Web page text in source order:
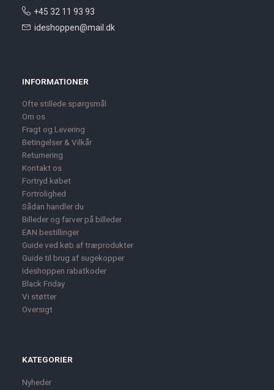
+45 32 11 93 93
ideshoppen@mail.dk
INFORMATIONER
Ofte stillede spørgsmål
Om os
Fragt og Levering
Betingelser & Vilkår
Returnering
Kontakt os
Fortryd købet
Fortrolighed
Sådan handler du
Billeder og farver på billeder
EAN bestillinger
Guide ved køb af træprodukter
Guide til brug af sugekopper
Ideshoppen rabatkoder
Black Friday
Vi støtter
Oversigt
KATEGORIER
Nyheder